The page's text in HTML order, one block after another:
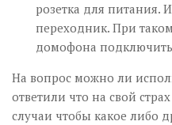
розетка для питания.
переходник. При
домофона подключить
На вопрос можно ли
ответили что на свой
случаи чтобы какое либо